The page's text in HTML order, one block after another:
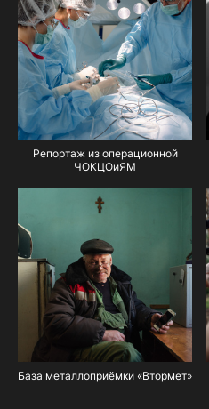
Репортаж из операционной
ЧОКЦОиЯМ
База металлоприёмки «Втормет»